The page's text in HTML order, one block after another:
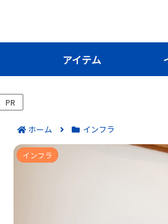
アイテム
PR
ホーム インフラ
ガス自由化のメリットを
インフラ